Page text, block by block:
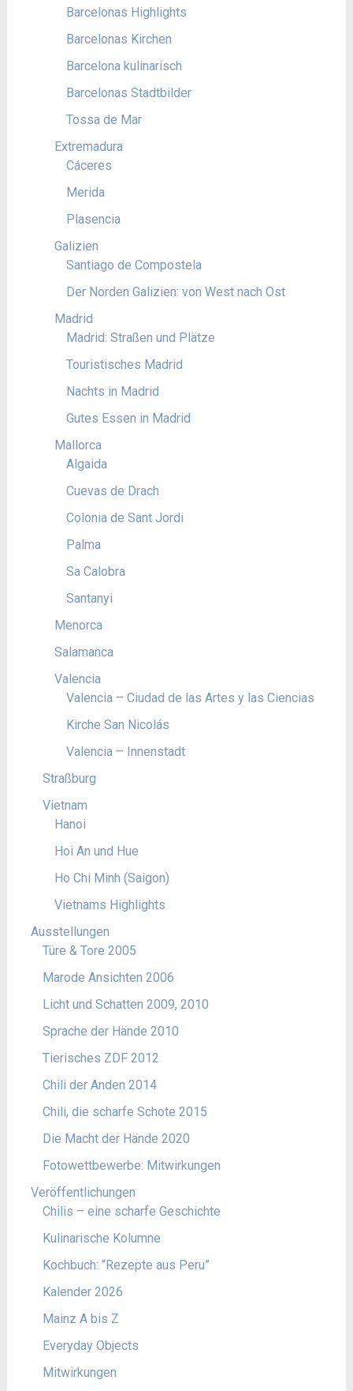
Barcelonas Highlights
Barcelonas Kirchen
Barcelona kulinarisch
Barcelonas Stadtbilder
Tossa de Mar
Extremadura
Cáceres
Merida
Plasencia
Galizien
Santiago de Compostela
Der Norden Galizien: von West nach Ost
Madrid
Madrid: Straßen und Plätze
Touristisches Madrid
Nachts in Madrid
Gutes Essen in Madrid
Mallorca
Algaida
Cuevas de Drach
Colonia de Sant Jordi
Palma
Sa Calobra
Santanyi
Menorca
Salamanca
Valencia
Valencia – Ciudad de las Artes y las Ciencias
Kirche San Nicolás
Valencia – Innenstadt
Straßburg
Vietnam
Hanoi
Hoi An und Hue
Ho Chi Minh (Saigon)
Vietnams Highlights
Ausstellungen
Türe & Tore 2005
Marode Ansichten 2006
Licht und Schatten 2009, 2010
Sprache der Hände 2010
Tierisches ZDF 2012
Chili der Anden 2014
Chili, die scharfe Schote 2015
Die Macht der Hände 2020
Fotowettbewerbe: Mitwirkungen
Veröffentlichungen
Chilis – eine scharfe Geschichte
Kulinarische Kolumne
Kochbuch: “Rezepte aus Peru”
Kalender 2026
Mainz A bis Z
Everyday Objects
Mitwirkungen